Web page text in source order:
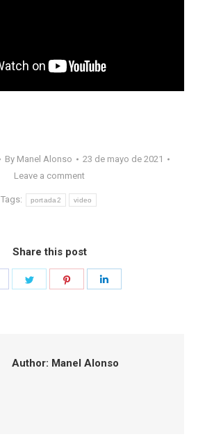
By Manel Alonso
23 de mayo de 2021
Leave a comment
Tags: portada2 video
Share this post
Author: Manel Alonso